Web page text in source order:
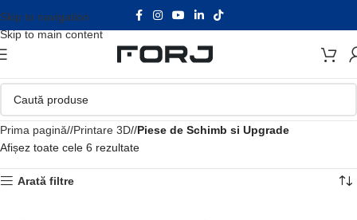
Skip to navigation
Skip to main content
Prima pagină/ Printare 3D/ Piese de Schimb si Upgrade
Afișez toate cele 6 rezultate
Arată filtre